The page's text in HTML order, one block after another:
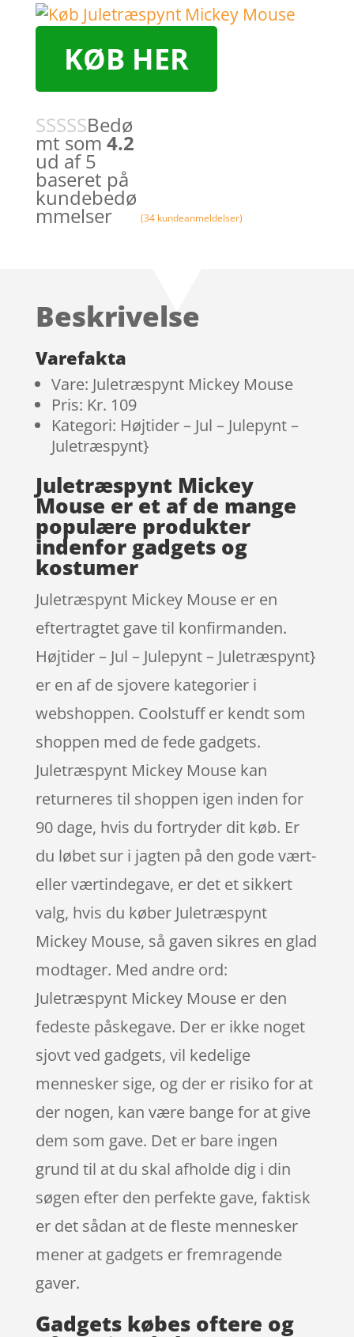
KØB HER
Bedø
mt som 4.2
ud af 5
baseret på
kundebedø
mmelser (34 kundeanmeldelser)
Beskrivelse
Varefakta
Vare: Juletræspynt Mickey Mouse
Pris: Kr. 109
Kategori: Højtider – Jul – Julepynt –
Juletræspynt}
Juletræspynt Mickey
Mouse er et af de mange
populære produkter
indenfor gadgets og
kostumer
Juletræspynt Mickey Mouse er en
eftertragtet gave til konfirmanden.
Højtider – Jul – Julepynt – Juletræspynt}
er en af de sjovere kategorier i
webshoppen. Coolstuff er kendt som
shoppen med de fede gadgets.
Juletræspynt Mickey Mouse kan
returneres til shoppen igen inden for
90 dage, hvis du fortryder dit køb. Er
du løbet sur i jagten på den gode vært-
eller værtindegave, er det et sikkert
valg, hvis du køber Juletræspynt
Mickey Mouse, så gaven sikres en glad
modtager. Med andre ord:
Juletræspynt Mickey Mouse er den
fedeste påskegave. Der er ikke noget
sjovt ved gadgets, vil kedelige
mennesker sige, og der er risiko for at
der nogen, kan være bange for at give
dem som gave. Det er bare ingen
grund til at du skal afholde dig i din
søgen efter den perfekte gave, faktisk
er det sådan at de fleste mennesker
mener at gadgets er fremragende
gaver.
Gadgets købes oftere og